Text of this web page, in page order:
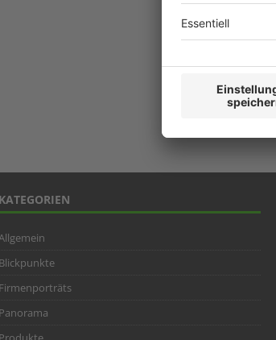
KATEGORIEN
Blickpunkte
Firmenporträts
Panorama